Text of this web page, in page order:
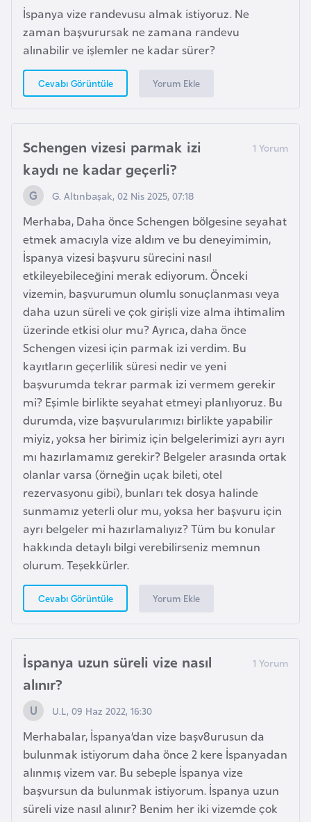
İspanya vize randevusu almak istiyoruz. Ne
zaman başvurursak ne zamana randevu
alınabilir ve işlemler ne kadar sürer?
Cevabı Görüntüle Yorum Ekle
Schengen vizesi parmak izi
kaydı ne kadar geçerli?
G. Altınbaşak, 02 Nis 2025, 07:18
Merhaba, Daha önce Schengen bölgesine seyahat
etmek amacıyla vize aldım ve bu deneyimimin,
İspanya vizesi başvuru sürecini nasıl
etkileyebileceğini merak ediyorum. Önceki
vizemin, başvurumun olumlu sonuçlanması veya
daha uzun süreli ve çok girişli vize alma ihtimalim
üzerinde etkisi olur mu? Ayrıca, daha önce
Schengen vizesi için parmak izi verdim. Bu
kayıtların geçerlilik süresi nedir ve yeni
başvurumda tekrar parmak izi vermem gerekir
mi? Eşimle birlikte seyahat etmeyi planlıyoruz. Bu
durumda, vize başvurularımızı birlikte yapabilir
miyiz, yoksa her birimiz için belgelerimizi ayrı ayrı
mı hazırlamamız gerekir? Belgeler arasında ortak
olanlar varsa (örneğin uçak bileti, otel
rezervasyonu gibi), bunları tek dosya halinde
sunmamız yeterli olur mu, yoksa her başvuru için
ayrı belgeler mi hazırlamalıyız? Tüm bu konular
hakkında detaylı bilgi verebilirseniz memnun
olurum. Teşekkürler.
Cevabı Görüntüle Yorum Ekle
İspanya uzun süreli vize nasıl
alınır?
U.L, 09 Haz 2022, 16:30
Merhabalar, İspanya’dan vize başv8urusun da
bulunmak istiyorum daha önce 2 kere İspanyadan
alınmış vizem var. Bu sebeple İspanya vize
başvursun da bulunmak istiyorum. İspanya uzun
süreli vize nasıl alınır? Benim her iki vizemde çok
İ
r
l
n
d
a
İ
s
p
a
n
y
a
İ
s
r
a
i
l
İ
s
v
e
ç
İ
s
v
i
r
e
t
a
l
y
a